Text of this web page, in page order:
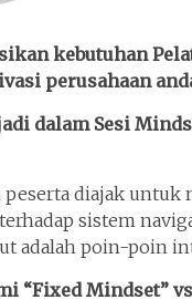
kebutuhan
perusahaan
dalam Sesi
peserta diajak untuk
sistem
adalah poin-poin
“Fixed Mindset”